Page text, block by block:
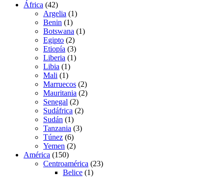
África (42)
Argelia (1)
Benin (1)
Botswana (1)
Egipto (2)
Etiopía (3)
Liberia (1)
Libia (1)
Mali (1)
Marruecos (2)
Mauritania (2)
Senegal (2)
Sudáfrica (2)
Sudán (1)
Tanzania (3)
Túnez (6)
Yemen (2)
América (150)
Centroamérica (23)
Belice (1)